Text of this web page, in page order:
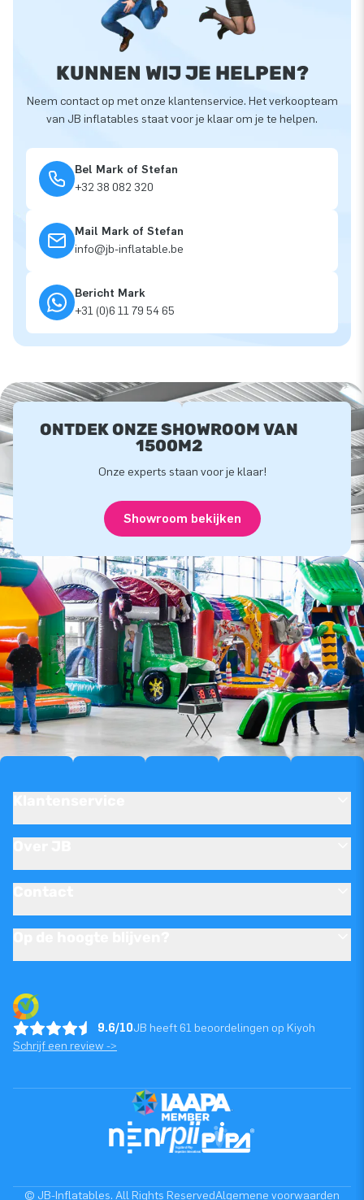
KUNNEN WIJ JE HELPEN?
Neem contact op met onze klantenservice. Het verkoopteam
van JB inflatables staat voor je klaar om je te helpen.
Bel Mark of Stefan
+32 38 082 320
Mail Mark of Stefan
info@jb-inflatable.be
Bericht Mark
+31 (0)6 11 79 54 65
ONTDEK ONZE SHOWROOM VAN
1500M2
Onze experts staan voor je klaar!
Showroom bekijken
9.6/10JB heeft 61 beoordelingen op Kiyoh
Schrijf een review ->
© JB-Inflatables. All Rights ReservedAlgemene voorwaarden